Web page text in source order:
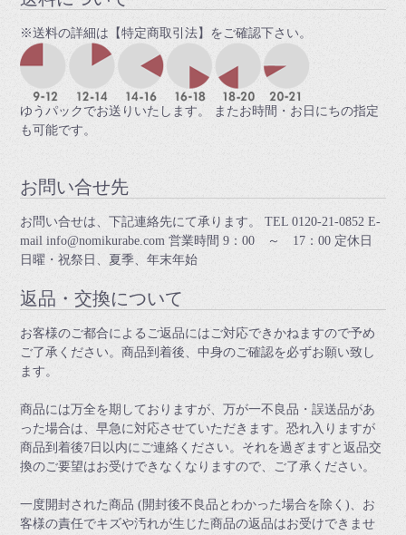
※送料の詳細は【特定商取引法】をご確認下さい。
ゆうパックでお送りいたします。 またお時間・お日にちの指定
も可能です。
お問い合せ先
お問い合せは、下記連絡先にて承ります。 TEL 0120-21-0852 E-
mail info@nomikurabe.com 営業時間 9：00 ～ 17：00 定休日
日曜・祝祭日、夏季、年末年始
返品・交換について
お客様のご都合によるご返品にはご対応できかねますので予め
ご了承ください。商品到着後、中身のご確認を必ずお願い致し
ます。
商品には万全を期しておりますが、万が一不良品・誤送品があ
った場合は、早急に対応させていただきます。恐れ入りますが
商品到着後7日以内にご連絡ください。それを過ぎますと返品交
換のご要望はお受けできなくなりますので、ご了承ください。
一度開封された商品 (開封後不良品とわかった場合を除く)、お
客様の責任でキズや汚れが生じた商品の返品はお受けできませ